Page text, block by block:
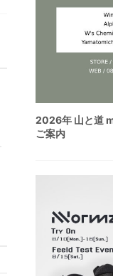
2026年 山と道
ご案内